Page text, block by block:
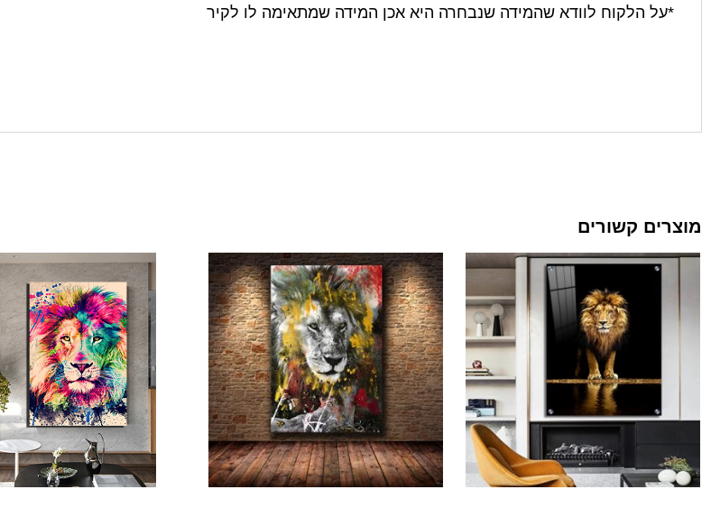
*על הלקוח לוודא שהמידה שנבחרה היא אכן המידה שמתאימה לו לקיר
מוצרים קשורים